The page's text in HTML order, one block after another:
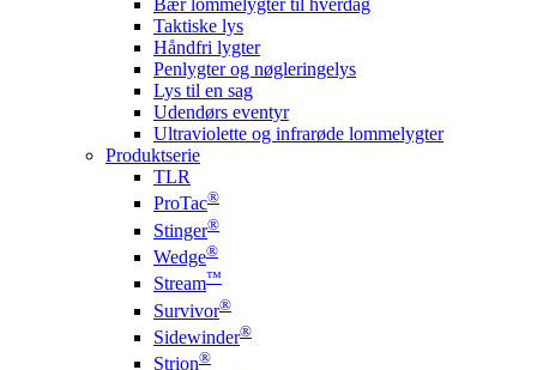
Bær lommelygter til hverdag
Taktiske lys
Håndfri lygter
Penlygter og nøgleringelys
Lys til en sag
Udendørs eventyr
Ultraviolette og infrarøde lommelygter
Produktserie
TLR
ProTac®
Stinger®
Wedge®
Stream™
Survivor®
Sidewinder®
Strion®